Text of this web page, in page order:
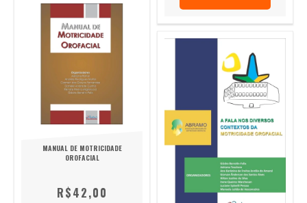
MANUAL DE MOTRICIDADE
OROFACIAL
R$42,00